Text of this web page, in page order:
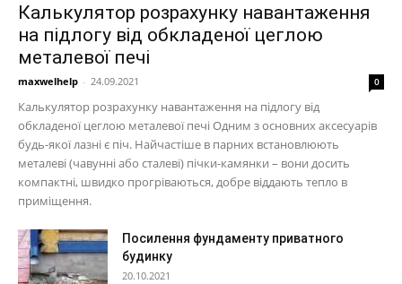
Калькулятор розрахунку навантаження
на підлогу від обкладеної цеглою
металевої печі
maxwelhelp - 24.09.2021 0
Калькулятор розрахунку навантаження на підлогу від
обкладеної цеглою металевої печі Одним з основних аксесуарів
будь-якої лазні є піч. Найчастіше в парних встановлюють
металеві (чавунні або сталеві) пічки-камянки – вони досить
компактні, швидко прогріваються, добре віддають тепло в
приміщення.
Посилення фундаменту приватного
будинку
20.10.2021